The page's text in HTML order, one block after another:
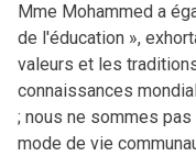
Mme Mohammed a
de l'éducation »,
valeurs et les
connaissances
; nous ne sommes
mode de vie